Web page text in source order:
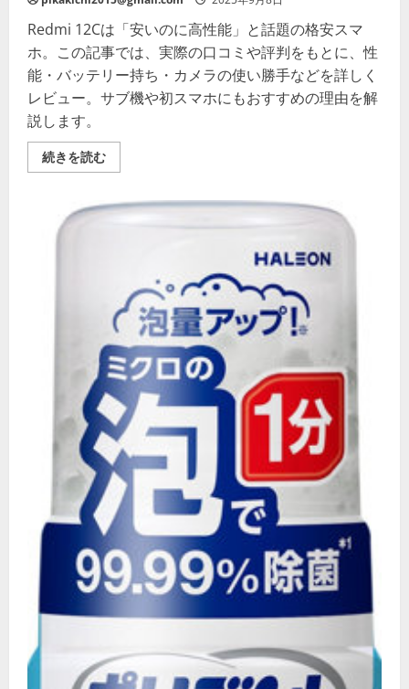
Redmi 12Cは「安いのに高性能」と話題の格安スマ
ホ。この記事では、実際の口コミや評判をもとに、性
能・バッテリー持ち・カメラの使い勝手などを詳しく
レビュー。サブ機や初スマホにもおすすめの理由を解
説します。
続きを読むRedmi
12C
ミ
高
性
能？
実
機
レ
ビ
ュ
ー！
の
詳
細
を
ご
覧
だ
さ
い